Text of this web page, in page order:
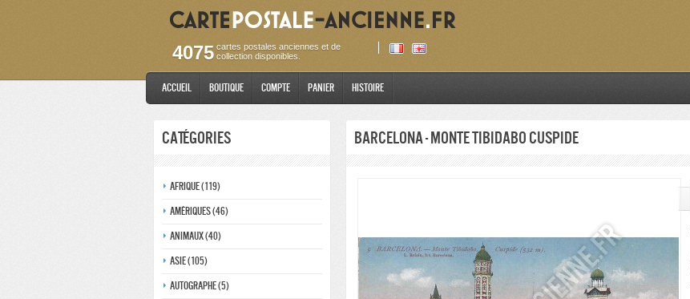
4075 cartes postales anciennes et de
collection disponibles.
Accueil Boutique Compte Panier Histoire
Catégories
Afrique (119)
Amériques (46)
Animaux (40)
Asie (105)
Autographe (5)
Barcelona - Monte Tibidabo Cuspide